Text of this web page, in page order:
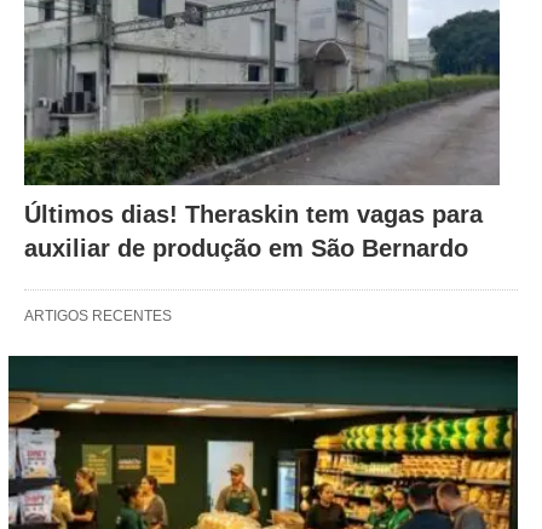
Últimos dias! Theraskin tem vagas para
auxiliar de produção em São Bernardo
ARTIGOS RECENTES